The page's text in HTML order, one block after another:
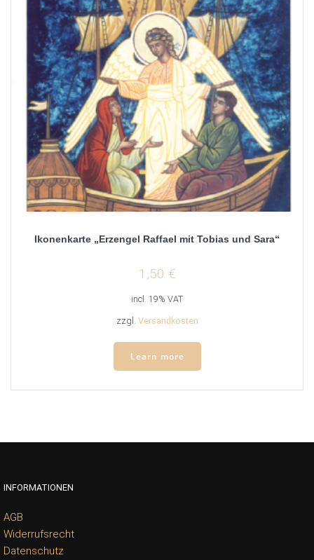
Ikonenkarte „Erzengel Raffael mit Tobias und Sara“
1,50 €
incl. 19% VAT
zzgl. Versandkosten
Learn more
INFORMATIONEN
AGB
Widerrufsrecht
Datenschutz